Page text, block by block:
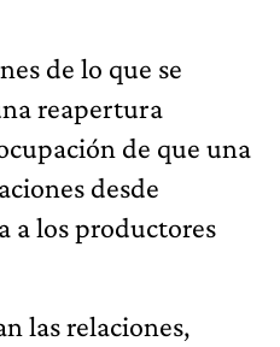
de lo que se
reapertura
de que una
desde
a los productores
las relaciones,